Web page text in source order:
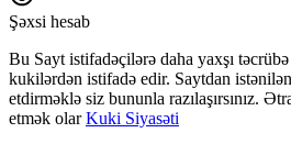
Şəxsi hesab
Bu Sayt istifadəçilərə daha yaxşı
kukilərdən istifadə edir. Saytdan
etdirməklə siz bununla razılaşırsınız.
etmək olarKuki Siyasəti